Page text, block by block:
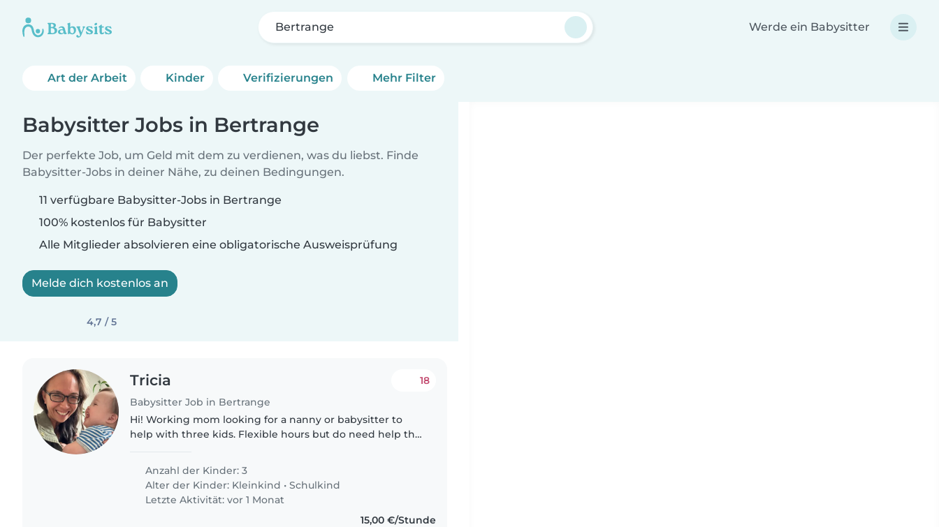
Bertrange Werde ein Babysitter
Art der Arbeit Kinder Verifizierungen Mehr Filter
Babysitter Jobs in Bertrange
Der perfekte Job, um Geld mit dem zu verdienen, was du liebst. Finde
Babysitter-Jobs in deiner Nähe, zu deinen Bedingungen.
11 verfügbare Babysitter-Jobs in Bertrange
100% kostenlos für Babysitter
Alle Mitglieder absolvieren eine obligatorische Ausweisprüfung
Melde dich kostenlos an
4,7 / 5
Tricia
Babysitter Job in Bertrange
18
Hi! Working mom looking for a nanny or babysitter to
help with three kids. Flexible hours but do need help the
Bertrange,..
Anzahl der Kinder: 3
Alter der Kinder: Kleinkind •Schulkind
Letzte Aktivität: vor 1 Monat
15,00 €/Stunde